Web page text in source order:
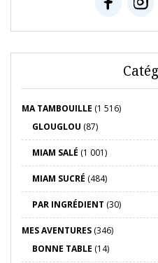
MA TAMBOUILLE (1 516)
GLOUGLOU (87)
MIAM SALÉ (1 001)
MIAM SUCRÉ (484)
PAR INGRÉDIENT (30)
MES AVENTURES (346)
BONNE TABLE (14)